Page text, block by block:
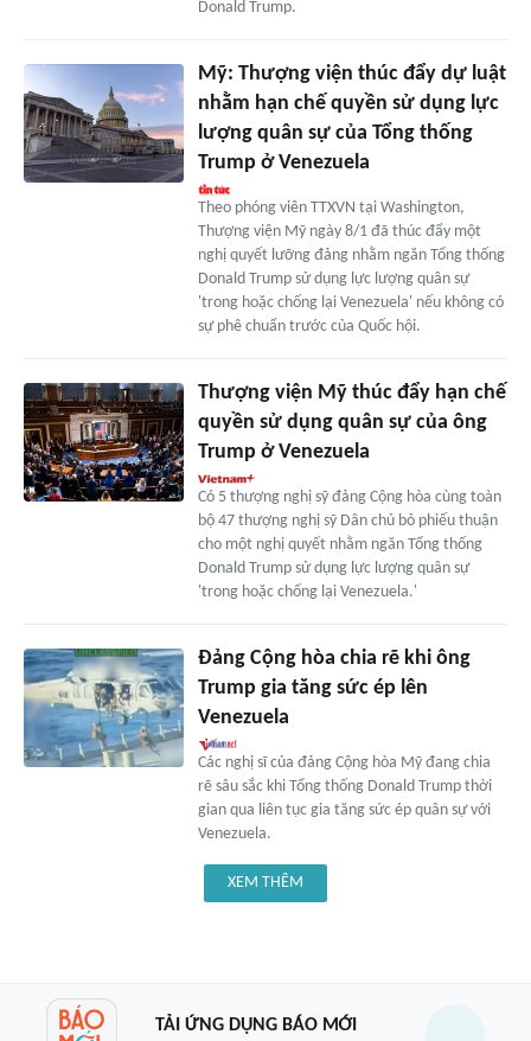
Donald Trump.
Mỹ: Thượng viện thúc đẩy dự luật
nhằm hạn chế quyền sử dụng lực
lượng quân sự của Tổng thống
Trump ở Venezuela
Theo phóng viên TTXVN tại Washington,
Thượng viện Mỹ ngày 8/1 đã thúc đẩy một
nghị quyết lưỡng đảng nhằm ngăn Tổng thống
Donald Trump sử dụng lực lượng quân sự
'trong hoặc chống lại Venezuela' nếu không có
sự phê chuẩn trước của Quốc hội.
Thượng viện Mỹ thúc đẩy hạn chế
quyền sử dụng quân sự của ông
Trump ở Venezuela
Có 5 thượng nghị sỹ đảng Cộng hòa cùng toàn
bộ 47 thượng nghị sỹ Dân chủ bỏ phiếu thuận
cho một nghị quyết nhằm ngăn Tổng thống
Donald Trump sử dụng lực lượng quân sự
'trong hoặc chống lại Venezuela.'
Đảng Cộng hòa chia rẽ khi ông
Trump gia tăng sức ép lên
Venezuela
Các nghị sĩ của đảng Cộng hòa Mỹ đang chia
rẽ sâu sắc khi Tổng thống Donald Trump thời
gian qua liên tục gia tăng sức ép quân sự với
Venezuela.
XEM THÊM
TẢI ỨNG DỤNG BÁO MỚI